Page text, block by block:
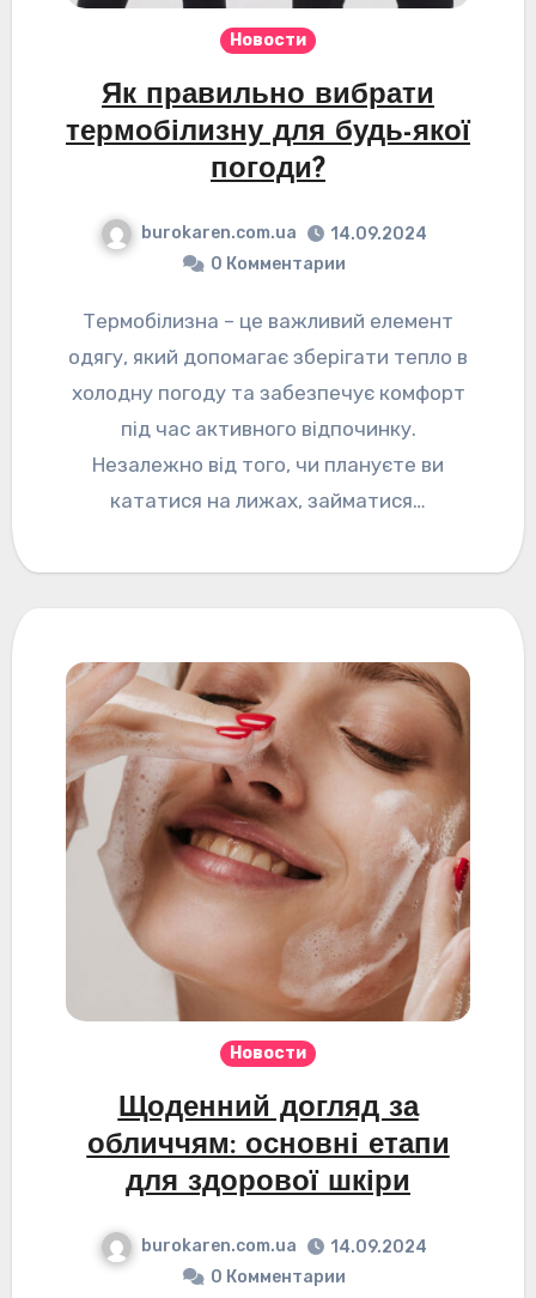
Новости
Як правильно вибрати
термобілизну для будь-якої
погоди?
burokaren.com.ua
14.09.2024
0 Комментарии
Термобілизна – це важливий елемент
одягу, який допомагає зберігати тепло в
холодну погоду та забезпечує комфорт
під час активного відпочинку.
Незалежно від того, чи плануєте ви
кататися на лижах, займатися…
Новости
Щоденний догляд за
обличчям: основні етапи
для здорової шкіри
burokaren.com.ua
14.09.2024
0 Комментарии